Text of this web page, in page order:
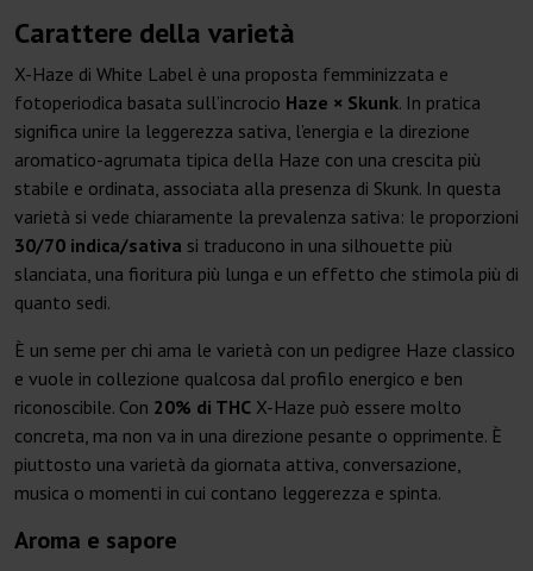
Carattere della varietà
X-Haze di White Label è una proposta femminizzata e
fotoperiodica basata sull’incrocio Haze × Skunk. In pratica
significa unire la leggerezza sativa, l’energia e la direzione
aromatico-agrumata tipica della Haze con una crescita più
stabile e ordinata, associata alla presenza di Skunk. In questa
varietà si vede chiaramente la prevalenza sativa: le proporzioni
30/70 indica/sativa si traducono in una silhouette più
slanciata, una fioritura più lunga e un effetto che stimola più di
quanto sedi.
È un seme per chi ama le varietà con un pedigree Haze classico
e vuole in collezione qualcosa dal profilo energico e ben
riconoscibile. Con 20% di THC X-Haze può essere molto
concreta, ma non va in una direzione pesante o opprimente. È
piuttosto una varietà da giornata attiva, conversazione,
musica o momenti in cui contano leggerezza e spinta.
Aroma e sapore